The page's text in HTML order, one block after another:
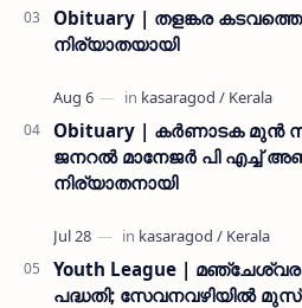
Obituary | തളങ്കര
നിര്യാതയായി
Obituary | കർണാടക
ജനറൽ മാനേജർ പി എച്ച്
നിര്യാതനായി
Youth League |
പദ്ധതി; സേവനവഴിയിൽ